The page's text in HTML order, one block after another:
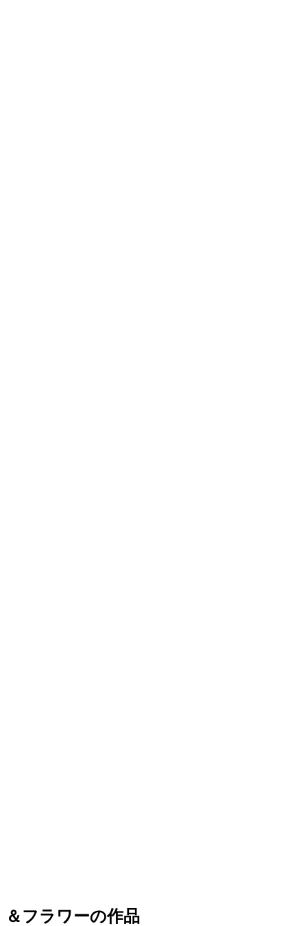
＆フラワーの作品